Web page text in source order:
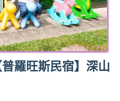
羅旺斯民宿】深山